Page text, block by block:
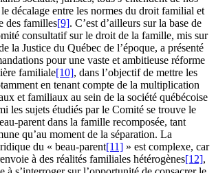
décalage entre les normes du droit familial et
des familles[9]. C’est d’ailleurs sur la base de
consultatif sur le droit de la famille, mis sur
la Justice du Québec de l’époque, a présenté
pour une vaste et ambitieuse réforme
familiale[10], dans l’objectif de mettre les
en tenant compte de la multiplication
et familiaux au sein de la société québécoise
les sujets étudiés par le Comité se trouve le
parent dans la famille recomposée, tant
qu’au moment de la séparation. La
du « beau-parent[11] » est complexe, car
à des réalités familiales hétérogènes[12],